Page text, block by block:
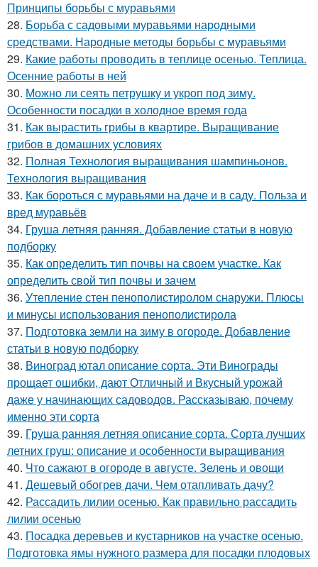
Принципы борьбы с муравьями
28. Борьба с садовыми муравьями народными
средствами. Народные методы борьбы с муравьями
29. Какие работы проводить в теплице осенью. Теплица.
Осенние работы в ней
30. Можно ли сеять петрушку и укроп под зиму.
Особенности посадки в холодное время года
31. Как вырастить грибы в квартире. Выращивание
грибов в домашних условиях
32. Полная Технология выращивания шампиньонов.
Технология выращивания
33. Как бороться с муравьями на даче и в саду. Польза и
вред муравьёв
34. Груша летняя ранняя. Добавление статьи в новую
подборку
35. Как определить тип почвы на своем участке. Как
определить свой тип почвы и зачем
36. Утепление стен пенополистиролом снаружи. Плюсы
и минусы использования пенополистирола
37. Подготовка земли на зиму в огороде. Добавление
статьи в новую подборку
38. Виноград ютал описание сорта. Эти Винограды
прощает ошибки, дают Отличный и Вкусный урожай
даже у начинающих садоводов. Рассказываю, почему
именно эти сорта
39. Груша ранняя летняя описание сорта. Сорта лучших
летних груш: описание и особенности выращивания
40. Что сажают в огороде в августе. Зелень и овощи
41. Дешевый обогрев дачи. Чем отапливать дачу?
42. Рассадить лилии осенью. Как правильно рассадить
лилии осенью
43. Посадка деревьев и кустарников на участке осенью.
Подготовка ямы нужного размера для посадки плодовых